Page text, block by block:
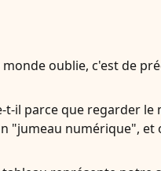
oublie, c'est de
t-il parce que regarder
"jumeau numérique",